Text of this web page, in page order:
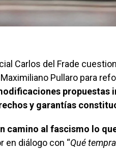
Carlos del Frade
Pullaro para
propuestas
y garantías
camino al fascismo lo
en diálogo con “Qué